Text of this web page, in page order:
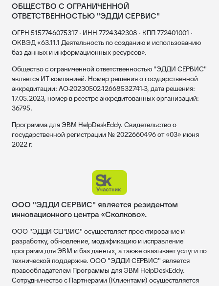
ОБЩЕСТВО С ОГРАНИЧЕННОЙ
ОТВЕТСТВЕННОСТЬЮ "ЭДДИ СЕРВИС"
ОГРН 5157746075317 · ИНН 7724342308 · КПП 772401001 ·
ОКВЭД «63.11.1 Деятельность по созданию и использованию
баз данных и информационных ресурсов».
Общество с ограниченной ответственностью "ЭДДИ СЕРВИС"
является ИТ компанией. Номер решения о государственной
аккредитации: АО-20230502-12668532741-3, дата решения:
17.05.2023, номер в реестре аккредитованных организаций:
36795.
Программа для ЭВМ HelpDeskEddy. Свидетельство о
государственной регистрации № 2022660496 от «03» июня
2022 г.
ООО "ЭДДИ СЕРВИС" является резидентом
инновационного центра «Сколково».
ООО "ЭДДИ СЕРВИС" осуществляет проектирование и
разработку, обновление, модификацию и исправление
программ для ЭВМ и баз данных, а также оказывает услуги по
технической поддержке. ООО "ЭДДИ СЕРВИС" является
правообладателем Программы для ЭВМ HelpDeskEddy.
Сотрудничество с Партнерами (Клиентами) осуществляется